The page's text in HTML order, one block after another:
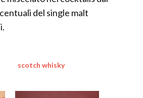
del single malt
scotch whisky